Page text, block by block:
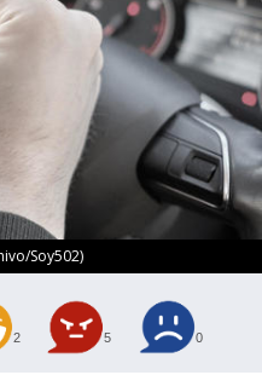
Soy502)
2 5 0